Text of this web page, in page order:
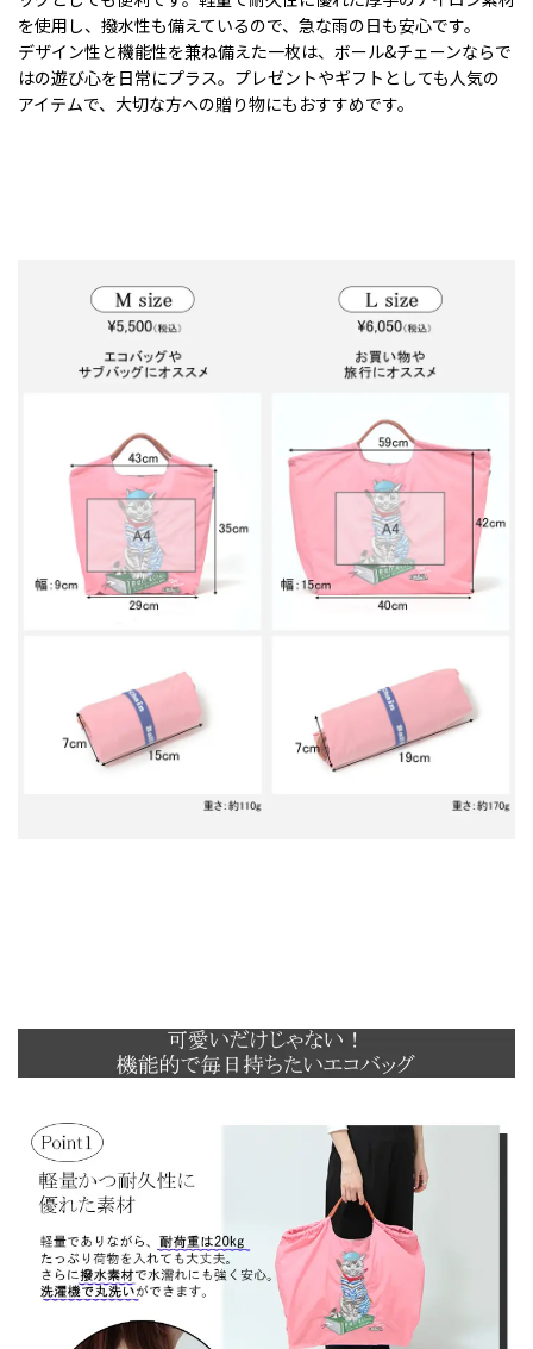
を使用し、撥水性も備えているので、急な雨の日も安心です。
デザイン性と機能性を兼ね備えた一枚は、ボール&チェーンならで
はの遊び心を日常にプラス。プレゼントやギフトとしても人気の
アイテムで、大切な方への贈り物にもおすすめです。